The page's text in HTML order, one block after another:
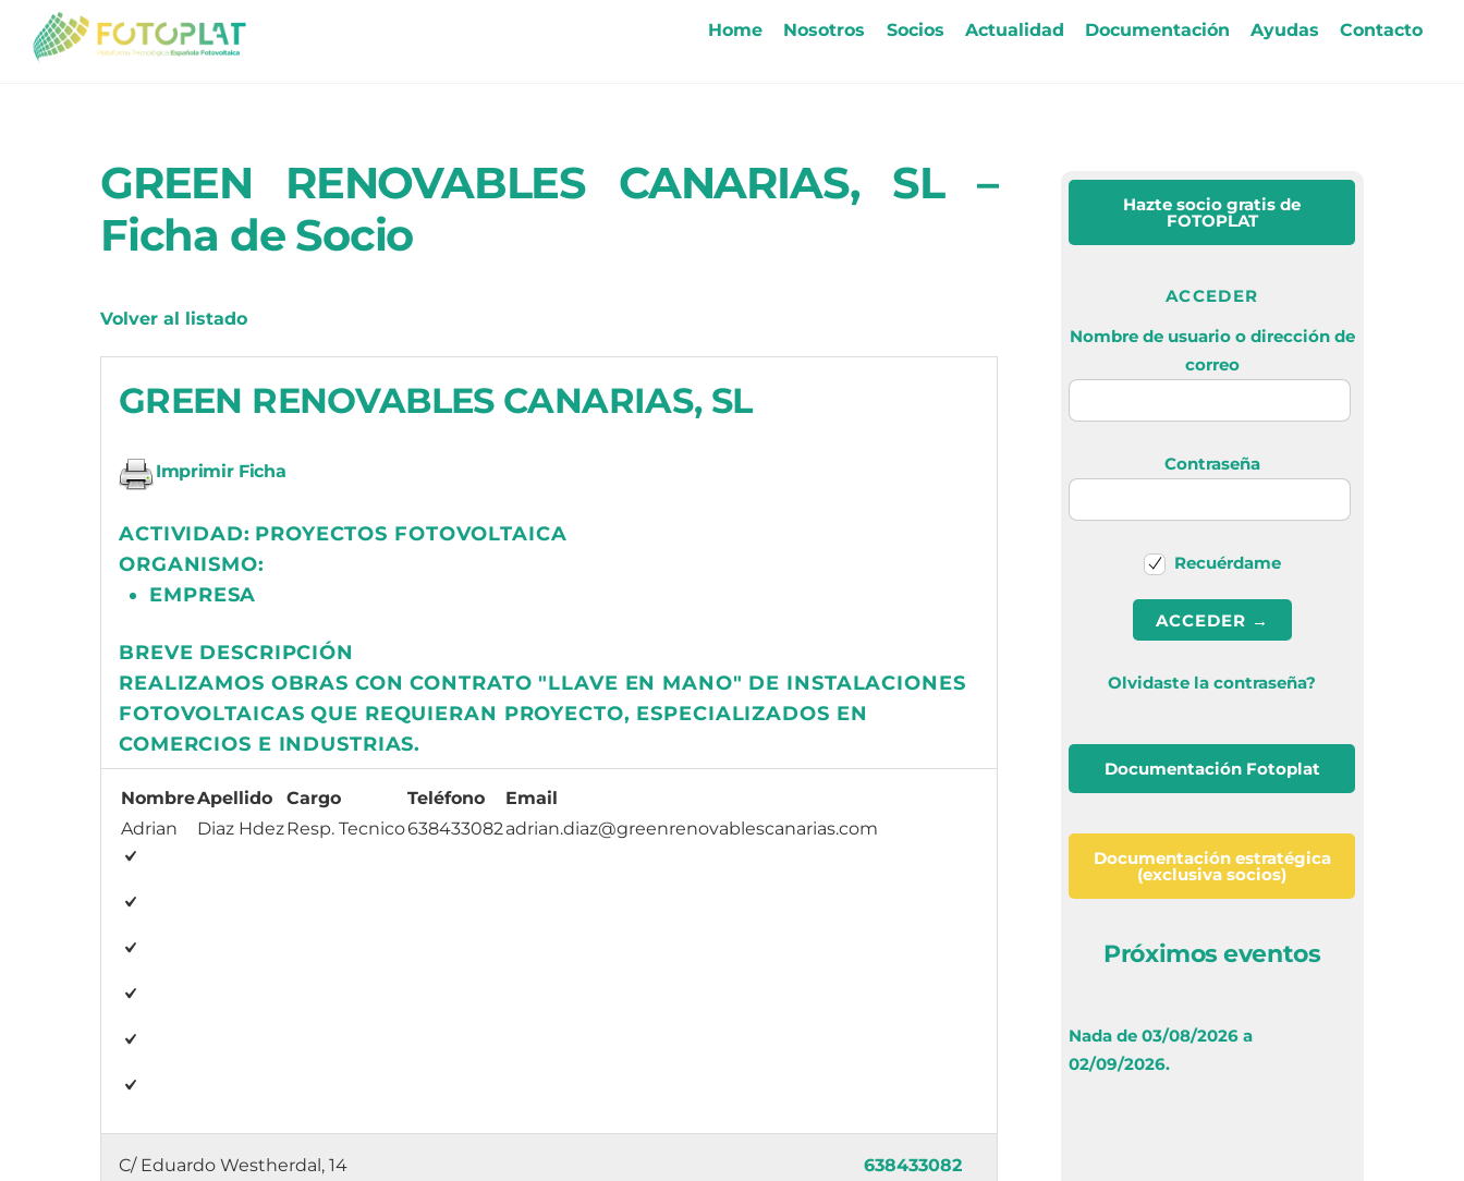
content
Home Nosotros Socios Actualidad Documentación Ayudas Contacto
GREEN RENOVABLES CANARIAS, SL –
Ficha de Socio
Volver al listado
GREEN RENOVABLES CANARIAS, SL
Imprimir Ficha
ACTIVIDAD: PROYECTOS FOTOVOLTAICA
ORGANISMO:
EMPRESA
BREVE DESCRIPCIÓN
REALIZAMOS OBRAS CON CONTRATO "LLAVE EN MANO" DE INSTALACIONES
FOTOVOLTAICAS QUE REQUIERAN PROYECTO, ESPECIALIZADOS EN
COMERCIOS E INDUSTRIAS.
NombreApellido Cargo Teléfono
Email
Adrian
Diaz HdezResp. Tecnico638433082adrian.diaz@greenrenovablescanarias.com
C/ Eduardo Westherdal, 14
638433082
Hazte socio gratis de
FOTOPLAT
ACCEDER
Nombre de usuario o dirección de
correo
Contraseña
Recuérdame
Olvidaste la contraseña?
Documentación Fotoplat
Documentación estratégica
(exclusiva socios)
Próximos eventos
Nada de 03/08/2026 a
02/09/2026.